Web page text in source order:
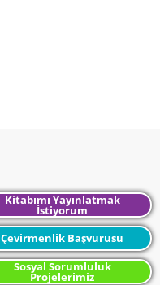
Kitabımı Yayınlatmak
İstiyorum
Çevirmenlik Başvurusu
Sosyal Sorumluluk
Projelerimiz